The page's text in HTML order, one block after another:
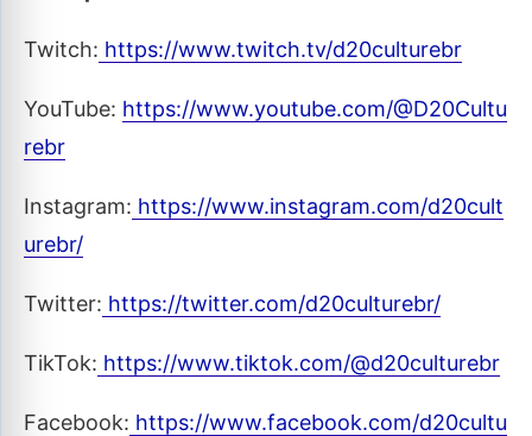
Twitch: https://www.twitch.tv/d20culturebr
YouTube: https://www.youtube.com/@D20Cultu
rebr
Instagram: https://www.instagram.com/d20cult
urebr/
Twitter: https://twitter.com/d20culturebr/
TikTok: https://www.tiktok.com/@d20culturebr
Facebook: https://www.facebook.com/d20cultu